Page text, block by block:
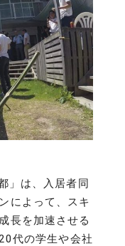
」は、入居者同
によって、スキ
長を加速させる
代の学生や会社